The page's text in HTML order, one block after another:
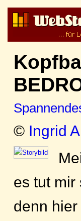
© Ingrid
es tut mir
denn